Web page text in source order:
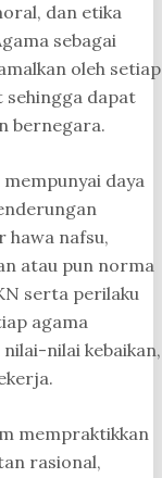
dan etika
sebagai
oleh setiap
sehingga dapat
bernegara.
daya
hawa nafsu,
atau pun norma
serta perilaku
agama
nilai kebaikan,
mempraktikkan
rasional,